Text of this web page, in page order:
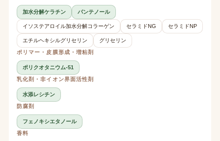
加水分解ケラチン パンテノール
イソステアロイル加水分解コラーゲン セラミドNG セラミドNP
エチルヘキシルグリセリン
グリセリン
ポリマー・皮膜形成・増粘剤
ポリクオタニウム-51
乳化剤・非イオン界面活性剤
水添レシチン
防腐剤
フェノキシエタノール
香料